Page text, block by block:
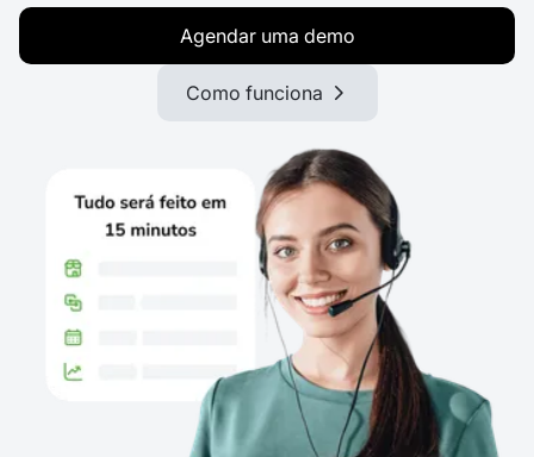
Agendar uma demo
Como funciona